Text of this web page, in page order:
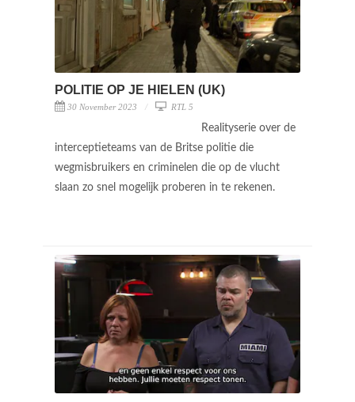
POLITIE OP JE HIELEN (UK)
30 November 2023 RTL 5
Realityserie over de
interceptieteams van de Britse politie die
wegmisbruikers en criminelen die op de vlucht
slaan zo snel mogelijk proberen in te rekenen.